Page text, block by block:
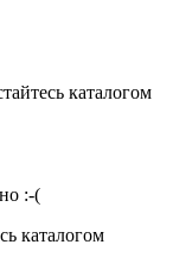
каталогом
:-(
каталогом